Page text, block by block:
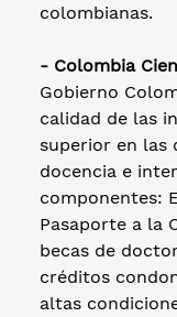
colombianas.
- Colombia
Gobierno
calidad de las
superior en las
docencia e
componentes:
Pasaporte a la
becas de
créditos
altas